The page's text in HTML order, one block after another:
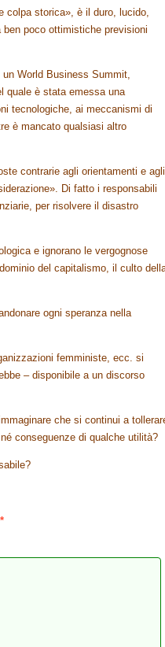
colpa storica», è il duro, lucido,
poco ottimistiche previsioni
World Business Summit,
quale è stata emessa una
tecnologiche, ai meccanismi di
è mancato qualsiasi altro
contrarie agli orientamenti e agli
Di fatto i responsabili
per risolvere il disastro
e ignorano le vergognose
del capitalismo, il culto
ogni speranza nella
femministe, ecc. si
– disponibile a un discorso
che si continui a
conseguenze di qualche utilità?
*